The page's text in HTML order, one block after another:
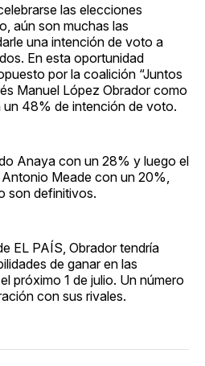
las elecciones
aún son muchas las
una intención de voto a
En esta oportunidad
por la coalición “Juntos
Manuel López Obrador como
un 48% de intención de voto.
Anaya con un 28% y luego el
Meade con un 20%,
son definitivos.
EL PAÍS, Obrador tendría
de ganar en las
próximo 1 de julio. Un número
con sus rivales.